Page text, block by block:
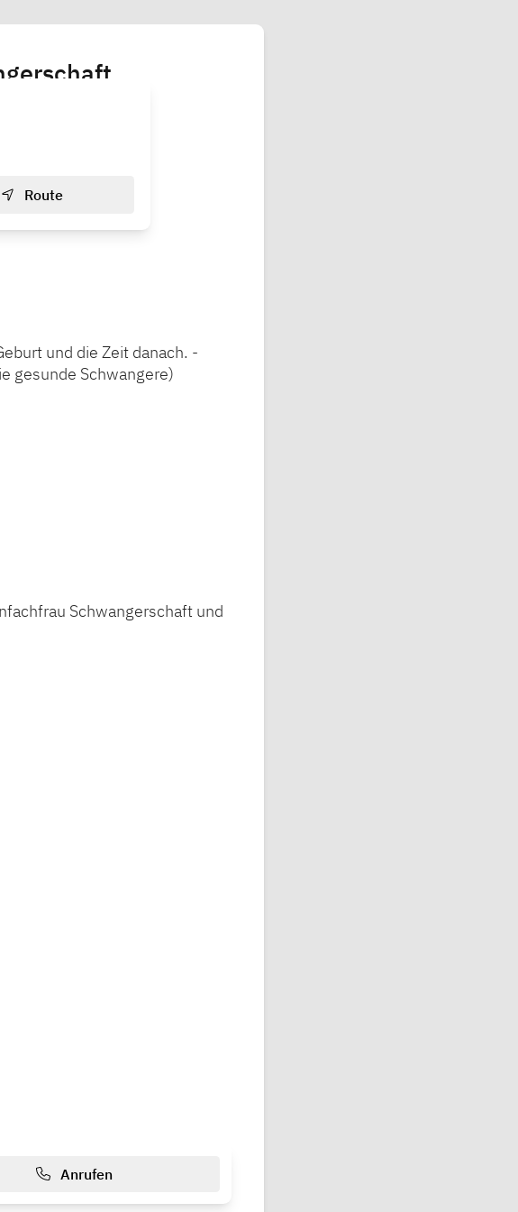
Route
und die Zeit danach. -
gesunde Schwangere)
Schwangerschaft und
Anrufen